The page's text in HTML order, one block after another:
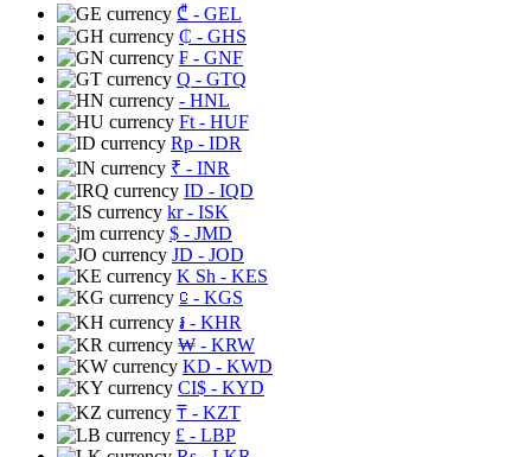
₾ - GEL
₵ - GHS
₣ - GNF
Q - GTQ
- HNL
Ft - HUF
Rp - IDR
₹ - INR
ID - IQD
kr- ISK
$ - JMD
JD - JOD
K Sh - KES
⃀ - KGS
៛ - KHR
₩ - KRW
KD - KWD
CI$ - KYD
₸ - KZT
£ - LBP